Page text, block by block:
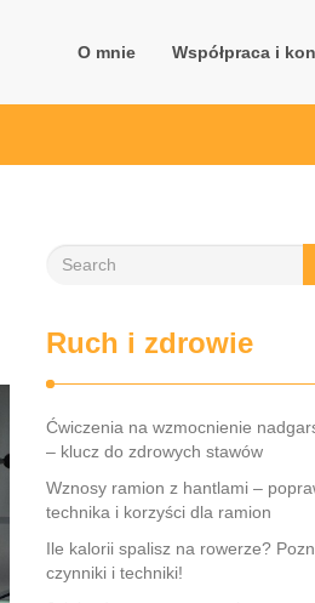
O mnie Współpraca i
Ruch i zdrowie
Ćwiczenia na wzmocnienie
– klucz do zdrowych stawów
Wznosy ramion z hantlami –
technika i korzyści dla ramion
Ile kalorii spalisz na rowerze?
czynniki i techniki!